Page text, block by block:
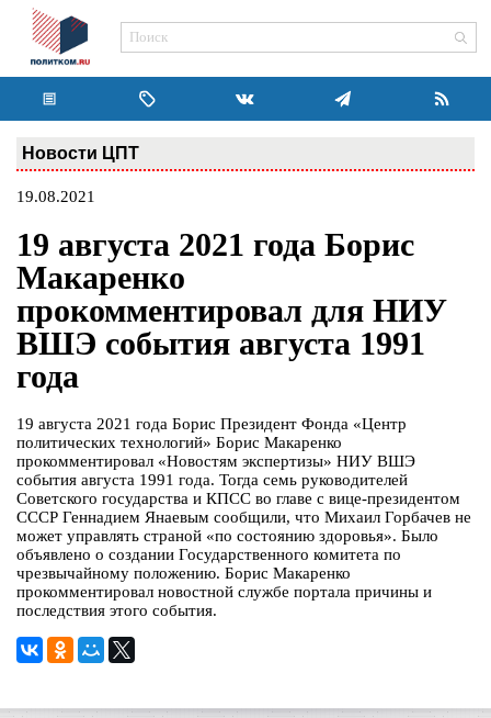
Новости ЦПТ
19.08.2021
19 августа 2021 года Борис
Макаренко
прокомментировал для НИУ
ВШЭ события августа 1991
года
19 августа 2021 года Борис Президент Фонда «Центр
политических технологий» Борис Макаренко
прокомментировал «Новостям экспертизы» НИУ ВШЭ
события августа 1991 года. Тогда семь руководителей
Советского государства и КПСС во главе с вице-президентом
СССР Геннадием Янаевым сообщили, что Михаил Горбачев не
может управлять страной «по состоянию здоровья». Было
объявлено о создании Государственного комитета по
чрезвычайному положению. Борис Макаренко
прокомментировал новостной службе портала причины и
последствия этого события.